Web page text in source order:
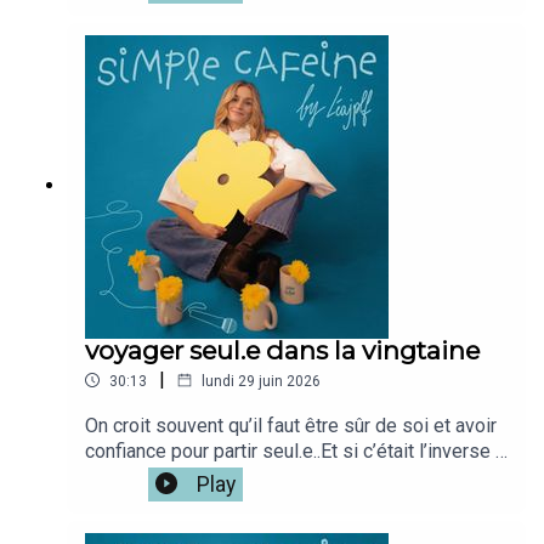
lire!Bienveillance,S&S,Léa ✨🫶🏻
voyager seul.e dans la vingtaine
30:13 | lundi 29 juin 2026
On croit souvent qu’il faut être sûr de soi et avoir
confiance pour partir seul.e..Et si c’était l’inverse ?
Et si chaque train pris, chaque décision, chaque
détour, chaque rencontre nous apprenait à nous
Play